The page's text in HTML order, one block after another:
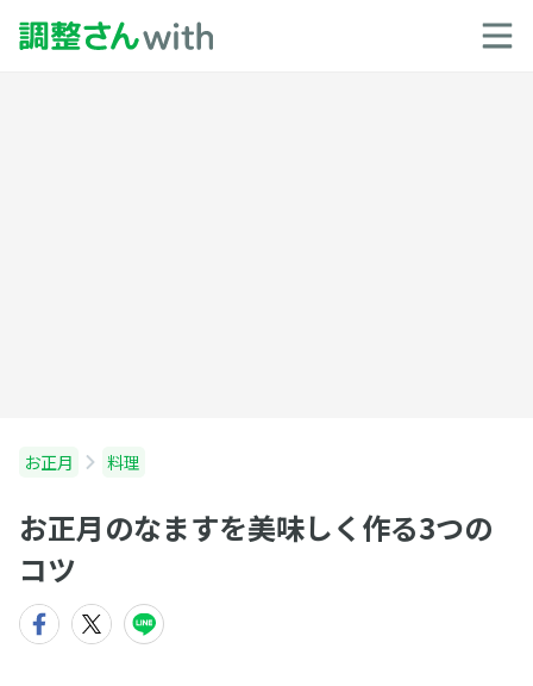
お正月 料理
お正月のなますを美味しく作る3つの
コツ